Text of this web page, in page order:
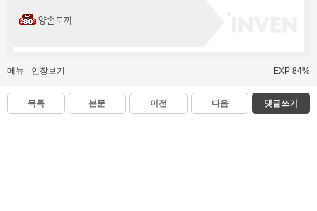
양손도끼
메뉴 인장보기 EXP 84%
목록 본문 이전 다음 댓글쓰기